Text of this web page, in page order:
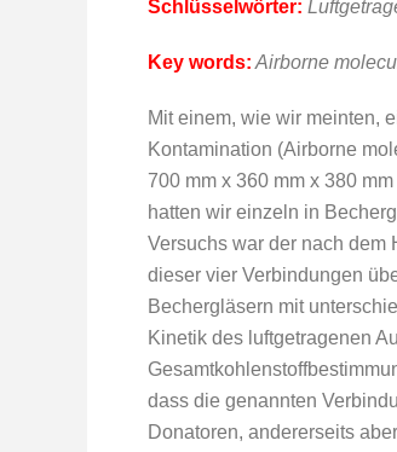
Schlüsselwörter:
Key words: Airborne
Mit einem, wie wir meinten,
Kontamination (Airborne
700 mm x 360 mm x 380
hatten wir einzeln in
Versuchs war der nach
dieser vier Verbindungen
Bechergläsern mit
Kinetik des luftgetragenen
dass die genannten
Donatoren, andererseits